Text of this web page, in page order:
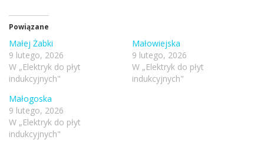
Powiązane
Małej Żabki
9 lutego, 2026
W „Elektryk do płyt
indukcyjnych"
Małowiejska
9 lutego, 2026
W „Elektryk do płyt
indukcyjnych"
Małogoska
9 lutego, 2026
W „Elektryk do płyt
indukcyjnych"